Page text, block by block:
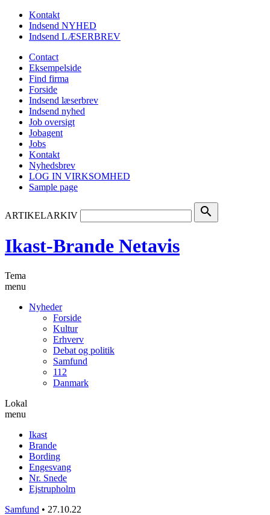
Kontakt
Indsend NYHED
Indsend LÆSERBREV
Contact
Eksempelside
Find firma
Forside
Indsend læserbrev
Indsend nyhed
Job oversigt
Jobagent
Jobs
Kontakt
Nyhedsbrev
LOG IN VIRKSOMHED
Sample page
ARTIKELARKIV search
Ikast-Brande Netavis
Tema
menu
Nyheder
Forside
Kultur
Erhverv
Debat og politik
Samfund
112
Danmark
Lokal
menu
Ikast
Brande
Bording
Engesvang
Nr. Snede
Ejstrupholm
Samfund • 27.10.22